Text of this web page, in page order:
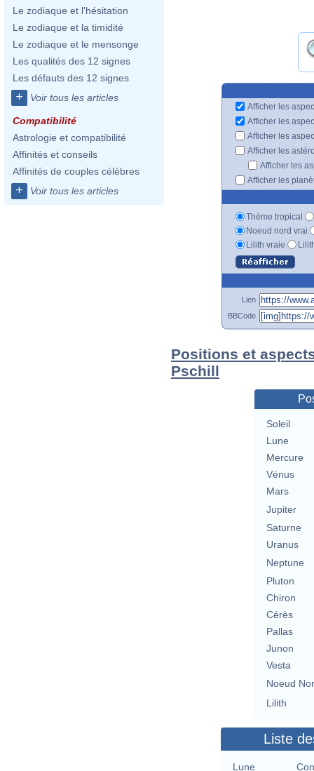
Le zodiaque et l'hésitation
Le zodiaque et la timidité
Le zodiaque et le mensonge
Les qualités des 12 signes
Les défauts des 12 signes
+ Voir tous les articles
Compatibilité
Astrologie et compatibilité
Affinités et conseils
Affinités de couples célèbres
+ Voir tous les articles
Afficher les
Afficher les
Afficher les
Afficher les
Afficher les
Afficher les
Thème tropical
Noeud nord vrai
Lilith vraie
Lien
BBCode
Positions et
Pschill
Soleil
Lune
Mercure
Vénus
Mars
Jupiter
Saturne
Uranus
Neptune
Pluton
Chiron
Cérès
Pallas
Junon
Vesta
Noeud
Lilith
Liste
Lune